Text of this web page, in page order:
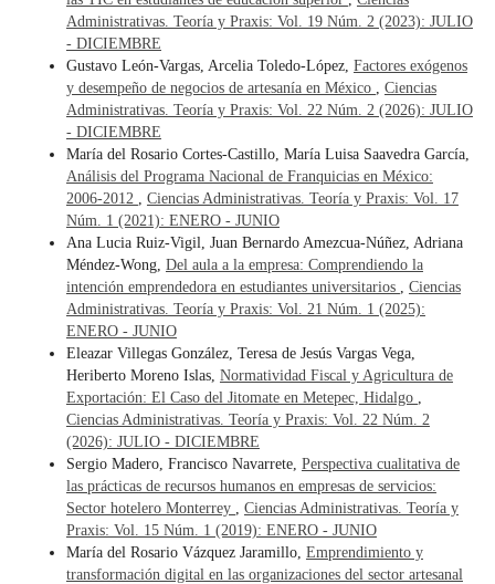
Administrativas. Teoría y Praxis: Vol. 19 Núm. 2 (2023): JULIO
- DICIEMBRE
Gustavo León-Vargas, Arcelia Toledo-López, Factores exógenos
y desempeño de negocios de artesanía en México
Ciencias
Administrativas. Teoría y Praxis: Vol. 22 Núm. 2 (2026): JULIO
- DICIEMBRE
María del Rosario Cortes-Castillo, María Luisa Saavedra García,
Análisis del Programa Nacional de Franquicias en México:
2006-2012
Ciencias Administrativas. Teoría y Praxis: Vol. 17
Núm. 1 (2021): ENERO - JUNIO
Ana Lucia Ruiz-Vigil, Juan Bernardo Amezcua-Núñez, Adriana
Méndez-Wong, Del aula a la empresa: Comprendiendo la
intención emprendedora en estudiantes universitarios
Ciencias
Administrativas. Teoría y Praxis: Vol. 21 Núm. 1 (2025):
ENERO - JUNIO
Eleazar Villegas González, Teresa de Jesús Vargas Vega,
Heriberto Moreno Islas, Normatividad Fiscal y Agricultura de
Exportación: El Caso del Jitomate en Metepec, Hidalgo
Ciencias Administrativas. Teoría y Praxis: Vol. 22 Núm. 2
(2026): JULIO - DICIEMBRE
Sergio Madero, Francisco Navarrete, Perspectiva cualitativa de
las prácticas de recursos humanos en empresas de servicios:
Sector hotelero Monterrey
Ciencias Administrativas. Teoría y
Praxis: Vol. 15 Núm. 1 (2019): ENERO - JUNIO
María del Rosario Vázquez Jaramillo, Emprendimiento y
transformación digital en las organizaciones del sector artesanal